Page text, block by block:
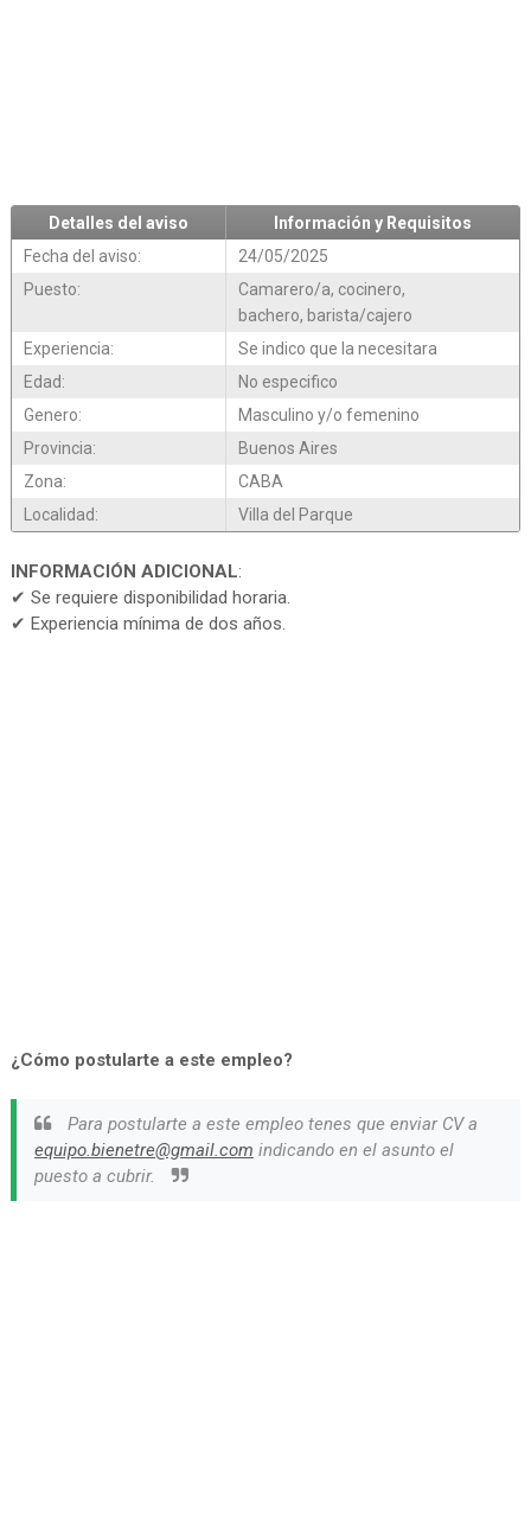
Detalles del aviso
Información y Requisitos
Fecha del aviso:
24/05/2025
Puesto:
Camarero/a, cocinero,
bachero, barista/cajero
Experiencia:
Se indico que la necesitara
Edad:
No especifico
Genero:
Masculino y/o femenino
Provincia:
Buenos Aires
Zona:
CABA
Localidad:
Villa del Parque
INFORMACIÓN ADICIONAL:
✔ Se requiere disponibilidad horaria.
✔ Experiencia mínima de dos años.
¿Cómo postularte a este empleo?
Para postularte a este empleo tenes que enviar CV a
equipo.bienetre@gmail.com indicando en el asunto el
puesto a cubrir.